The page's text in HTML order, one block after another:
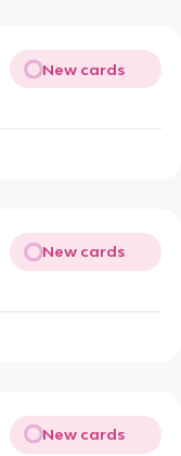
New cards
New cards
New cards